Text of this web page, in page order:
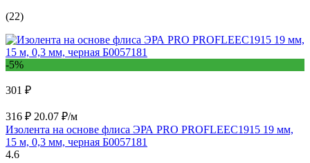
(22)
-5%
301 ₽
316 ₽ 20.07 ₽/м
Изолента на основе флиса ЭРА PRO PROFLEEC1915 19 мм,
15 м, 0,3 мм, черная Б0057181
4.6